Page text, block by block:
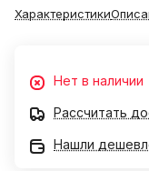
Характеристики
Нет в наличии
Рассчитать
Нашли